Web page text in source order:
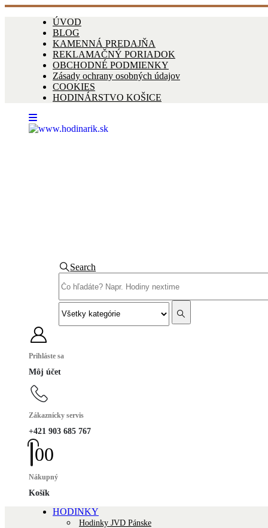
ÚVOD
BLOG
KAMENNÁ PREDAJŇA
REKLAMAČNÝ PORIADOK
OBCHODNÉ PODMIENKY
Zásady ochrany osobných údajov
COOKIES
HODINÁRSTVO KOŠICE
Search
Prihláste sa
Môj účet
Zákaznícky servis
+421 903 685 767
00
Nákupný
Košík
HODINKY
Hodinky JVD Pánske